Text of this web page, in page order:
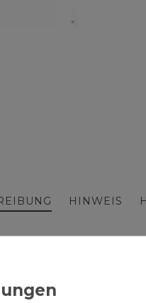
HINWEIS
DVGW W551